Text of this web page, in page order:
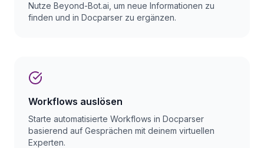
Nutze Beyond-Bot.ai, um neue Informationen zu
finden und in Docparser zu ergänzen.
Workflows auslösen
Starte automatisierte Workflows in Docparser
basierend auf Gesprächen mit deinem virtuellen
Experten.